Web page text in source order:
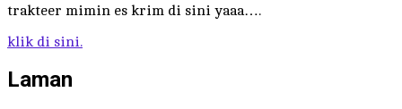
trakteer mimin es krim di sini yaaa….
klik di sini.
Laman